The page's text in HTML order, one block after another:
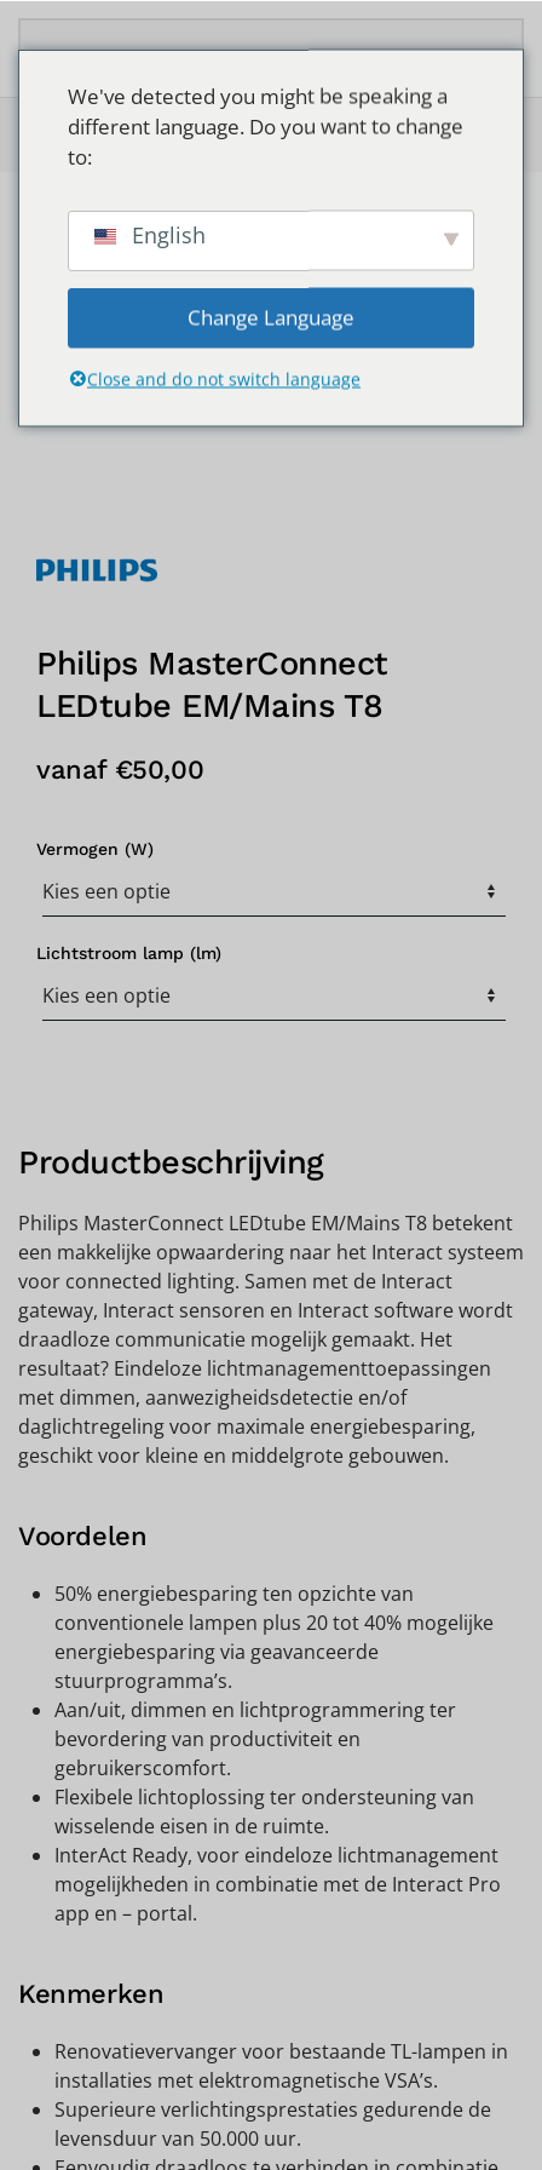
>Shop>Philips MasterConnect LEDtube EM/Mains T8
Philips MasterConnect
LEDtube EM/Mains T8
vanaf €50,00
Vermogen (W)
Lichtstroom lamp (lm)
Productbeschrijving
Philips MasterConnect LEDtube EM/Mains T8 betekent
een makkelijke opwaardering naar het Interact systeem
voor connected lighting. Samen met de Interact
gateway, Interact sensoren en Interact software wordt
draadloze communicatie mogelijk gemaakt. Het
resultaat? Eindeloze lichtmanagementtoepassingen
met dimmen, aanwezigheidsdetectie en/of
daglichtregeling voor maximale energiebesparing,
geschikt voor kleine en middelgrote gebouwen.
Voordelen
50% energiebesparing ten opzichte van
conventionele lampen plus 20 tot 40% mogelijke
energiebesparing via geavanceerde
stuurprogramma’s.
Aan/uit, dimmen en lichtprogrammering ter
bevordering van productiviteit en
gebruikerscomfort.
Flexibele lichtoplossing ter ondersteuning van
wisselende eisen in de ruimte.
InterAct Ready, voor eindeloze lichtmanagement
mogelijkheden in combinatie met de Interact Pro
app en – portal.
Kenmerken
Renovatievervanger voor bestaande TL-lampen in
installaties met elektromagnetische VSA’s.
Superieure verlichtingsprestaties gedurende de
levensduur van 50.000 uur.
We've detected you might be speaking a
different language. Do you want to change
to:
English
Change Language
Close and do not switch language